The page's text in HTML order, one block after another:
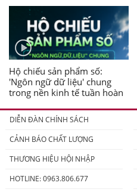
Hộ chiếu sản phẩm số:
'Ngôn ngữ dữ liệu' chung
trong nền kinh tế tuần hoàn
DIỄN ĐÀN CHÍNH SÁCH
CẢNH BÁO CHẤT LƯỢNG
THƯƠNG HIỆU HỘI NHẬP
HOTLINE: 0963.806.677